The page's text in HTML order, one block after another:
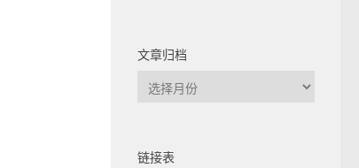
文章归档
文
链接表